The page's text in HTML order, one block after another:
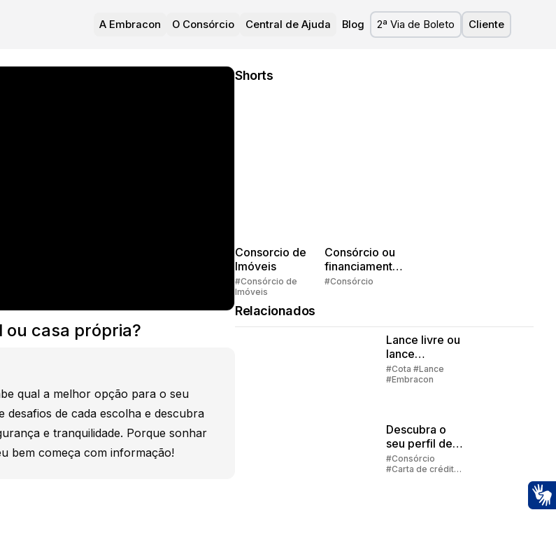
A Embracon O Consórcio Central de Ajuda Blog 2ª Via de Boleto Cliente
ou casa própria?
qual a melhor opção para o seu
desafios de cada escolha e descubra
e tranquilidade. Porque sonhar
bem começa com informação!
Shorts
Consorcio de
Imóveis
#Consórcio de
Imóveis
Consórcio ou
financiamento?
Quem pensa
#Consórcio
Relacionados
Lance livre ou
lance
embutido?
#Cota #Lance
#Embracon
Descubra o
seu perfil de
investidor
#Consórcio
#Carta de crédito